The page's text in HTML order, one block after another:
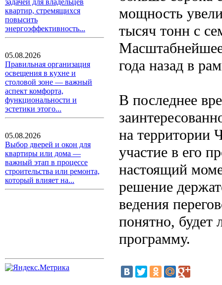
задачей для владельцев
квартир, стремящихся
повысить
энергоэффективность...
05.08.2026
Правильная организация
освещения в кухне и
столовой зоне — важный
аспект комфорта,
функциональности и
эстетики этого...
05.08.2026
Выбор дверей и окон для
квартиры или дома —
важный этап в процессе
строительства или ремонта,
который влияет на...
мощность
тысяч тонн с
Масштабнейшее
года назад в
В последнее
на территории
участие в его
настоящий
решение
ведения
понятно, будет
программу.